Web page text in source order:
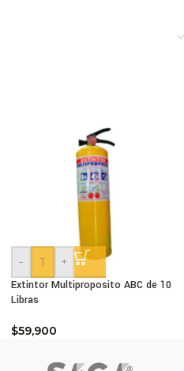
-
+
Extintor Multiproposito ABC de 10
Libras
$59,900